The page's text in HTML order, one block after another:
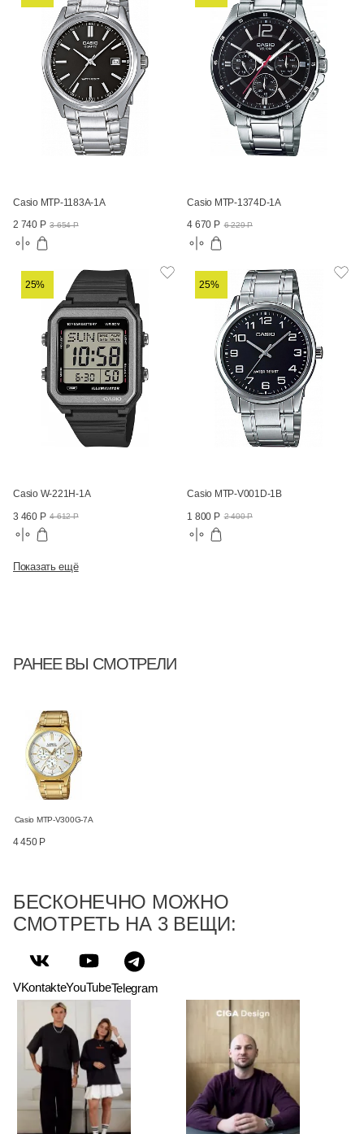
Casio MTP-1183A-1A
2 740 Р 3 654 Р
Casio MTP-1374D-1A
4 670 Р 6 229 Р
25%
Casio W-221H-1A
3 460 Р 4 612 Р
25%
Casio MTP-V001D-1B
1 800 Р 2 400 Р
Показать ещё
РАНЕЕ ВЫ СМОТРЕЛИ
Casio MTP-V300G-7A
4 450 Р
БЕСКОНЕЧНО МОЖНО
СМОТРЕТЬ НА 3 ВЕЩИ:
VKontakteYouTubeTelegram